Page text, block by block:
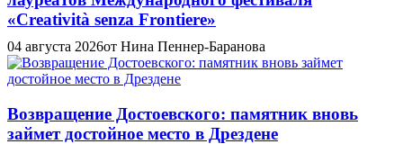
«Creatività senza Frontiere»
04 августа 2026от Нина Пеннер-Баранова
Возвращение Достоевского: памятник вновь
займет достойное место в Дрездене